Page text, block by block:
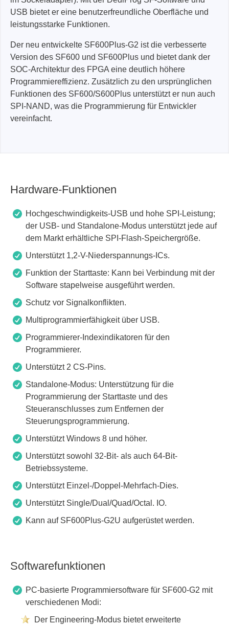
USB bietet er eine benutzerfreundliche Oberfläche und
leistungsstarke Funktionen.
Der neu entwickelte SF600Plus-G2 ist die verbesserte
Version des SF600 und SF600Plus und bietet dank der
SOC-Architektur des FPGA eine deutlich höhere
Programmiereffizienz. Zusätzlich zu den ursprünglichen
Funktionen des SF600/S600Plus unterstützt er nun auch
SPI-NAND, was die Programmierung für Entwickler
vereinfacht.
Hardware-Funktionen
Hochgeschwindigkeits-USB und hohe SPI-Leistung;
der USB- und Standalone-Modus unterstützt jede auf
dem Markt erhältliche SPI-Flash-Speichergröße.
Unterstützt 1,2-V-Niederspannungs-ICs.
Funktion der Starttaste: Kann bei Verbindung mit der
Software stapelweise ausgeführt werden.
Schutz vor Signalkonflikten.
Multiprogrammierfähigkeit über USB.
Programmierer-Indexindikatoren für den
Programmierer.
Unterstützt 2 CS-Pins.
Standalone-Modus: Unterstützung für die
Programmierung der Starttaste und des
Steueranschlusses zum Entfernen der
Steuerungsprogrammierung.
Unterstützt Windows 8 und höher.
Unterstützt sowohl 32-Bit- als auch 64-Bit-
Betriebssysteme.
Unterstützt Einzel-/Doppel-Mehrfach-Dies.
Unterstützt Single/Dual/Quad/Octal. IO.
Kann auf SF600Plus-G2U aufgerüstet werden.
Softwarefunktionen
PC-basierte Programmiersoftware für SF600-G2 mit
verschiedenen Modi:
Der Engineering-Modus bietet erweiterte